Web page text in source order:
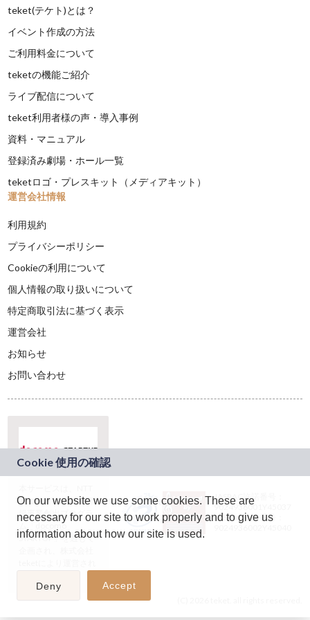
teket(テケト)とは？
イベント作成の方法
ご利用料金について
teketの機能ご紹介
ライブ配信について
teket利用者様の声・導入事例
資料・マニュアル
登録済み劇場・ホール一覧
teketロゴ・プレスキット（メディアキット）
運営会社情報
利用規約
プライバシーポリシー
Cookieの利用について
個人情報の取り扱いについて
特定商取引法に基づく表示
運営会社
お知らせ
お問い合わせ
ドコモグループの新
規事業創出プログラ
ム「docomo
STARTUP」を通じて
JASRAC許諾番号：
9024936001Y45037
JASRAC許諾番号：
On our website we use some cookies. These are
necessary for our site to work properly and to give us
information about how our site is used.
Deny Accept